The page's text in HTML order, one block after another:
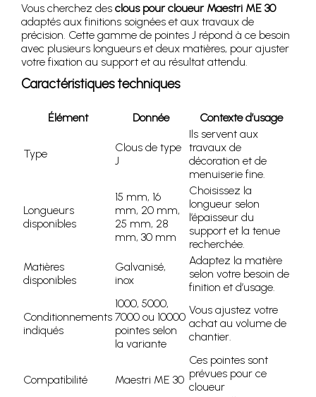
Vous cherchez des clous pour cloueur Maestri ME 30
adaptés aux finitions soignées et aux travaux de
précision. Cette gamme de pointes J répond à ce besoin
avec plusieurs longueurs et deux matières, pour ajuster
votre fixation au support et au résultat attendu.
Caractéristiques techniques
Élément Donnée Contexte d’usage
Type
Clous de type
J
Ils servent aux
travaux de
décoration et de
menuiserie fine.
Longueurs
disponibles
15 mm, 16
mm, 20 mm,
25 mm, 28
mm, 30 mm
Choisissez la
longueur selon
l’épaisseur du
support et la tenue
recherchée.
Matières
disponibles
Galvanisé,
inox
Adaptez la matière
selon votre besoin de
finition et d’usage.
Conditionnements
indiqués
1000, 5000,
7000 ou 10000
pointes selon
la variante
Vous ajustez votre
achat au volume de
chantier.
Compatibilité Maestri ME 30
Ces pointes sont
prévues pour ce
cloueur